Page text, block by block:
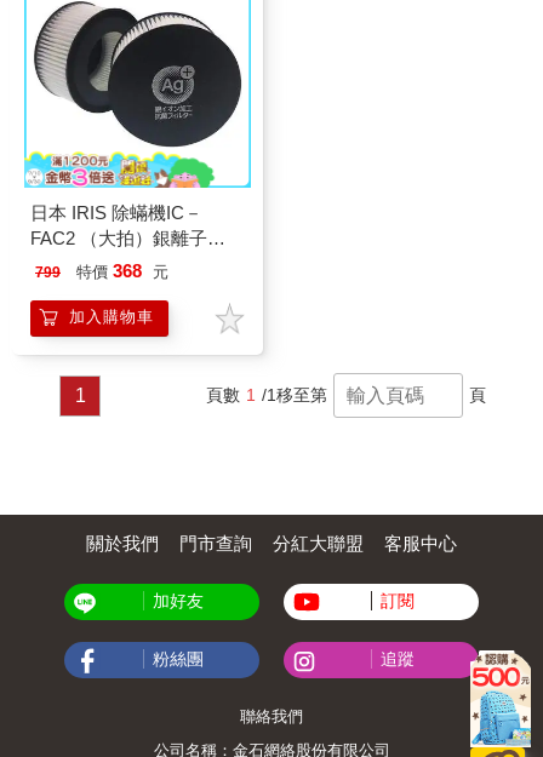
日本 IRIS 除蟎機IC－
FAC2 （大拍）銀離子
HEPA過濾網－2入（CF－
799 特價 368 元
加入購物車
1 頁數 1 /1移至第 頁
關於我們 門市查詢 分紅大聯盟 客服中心
加好友 訂閱
粉絲團 追蹤
聯絡我們
公司名稱：金石網絡股份有限公司